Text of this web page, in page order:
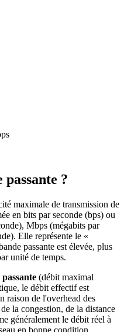
passante ?
maximale de transmission de
en bits par seconde (bps) ou
Mbps (mégabits par
Elle représente le «
passante est élevée, plus
unité de temps.
(débit maximal
le débit effectif est
raison de l'overhead des
la congestion, de la distance
généralement le débit réel à
en bonne condition.